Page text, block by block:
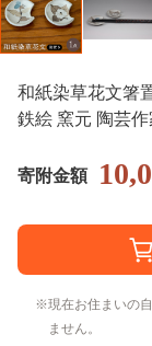
和紙染草花文箸
鉄絵 窯元 陶芸作
寄附金額
現在お住まいの
ません。